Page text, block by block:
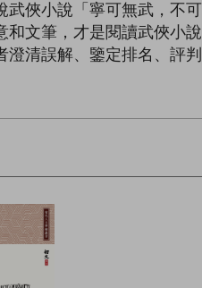
俠小說「寧可無武，不
文筆，才是閱讀武俠小
清誤解、鑒定排名、評